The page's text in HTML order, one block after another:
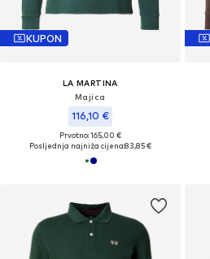
KUPON
LA MARTINA
Majica
116,10 €
Prvotno: 165,00 €
Posljednja najniža cijena:83,85 €